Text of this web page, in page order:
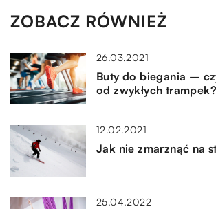
ZOBACZ RÓWNIEŻ
26.03.2021
Buty do biegania –
od zwykłych trampek?
12.02.2021
Jak nie zmarznąć na
25.04.2022